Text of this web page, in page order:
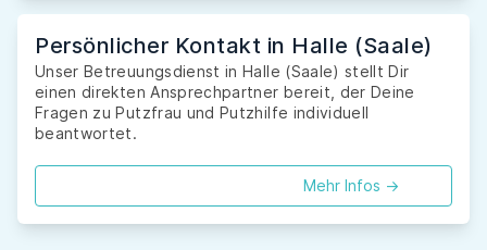
Persönlicher Kontakt in Halle (Saale)
Unser Betreuungsdienst in Halle (Saale) stellt Dir
einen direkten Ansprechpartner bereit, der Deine
Fragen zu Putzfrau und Putzhilfe individuell
beantwortet.
Mehr Infos ->